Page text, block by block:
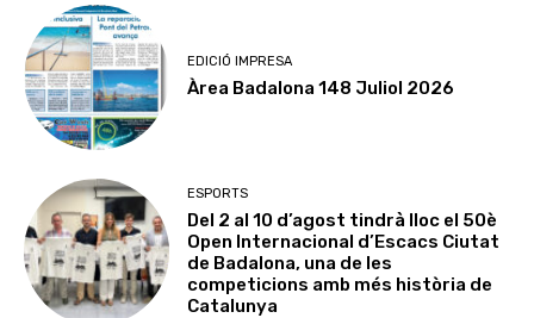
EDICIÓ IMPRESA
Àrea Badalona 148 Juliol 2026
ESPORTS
Del 2 al 10 d’agost tindrà lloc el 50è
Open Internacional d’Escacs Ciutat
de Badalona, una de les
competicions amb més història de
Catalunya